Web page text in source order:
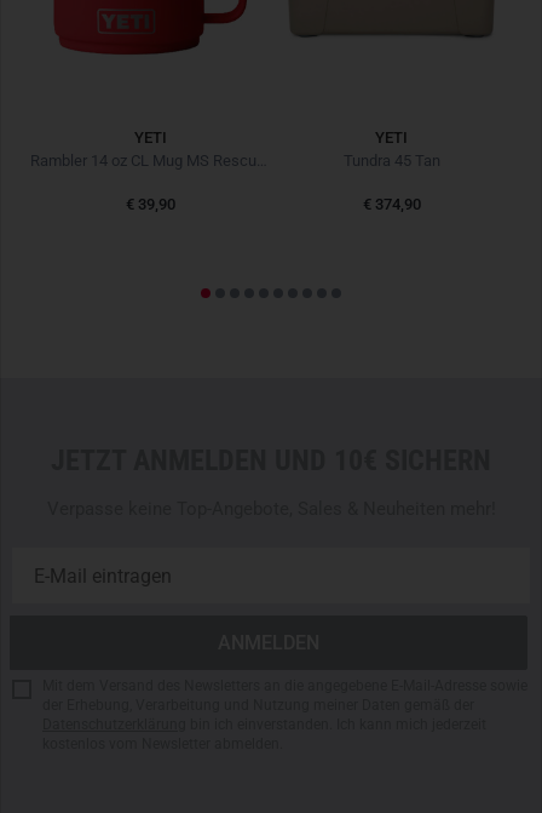
Straw Lid ist nicht für heiße Getränke geeignet
BPA-frei
YETI
Rambler 14 oz CL Mug MS Rescue Red
€ 39,90
YETI
Tundra 45 Tan
€ 374,90